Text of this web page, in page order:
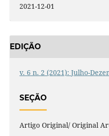
2021-12-01
EDIÇÃO
v. 6 n. 2 (2021): Julho-
SEÇÃO
Artigo Original/ Original